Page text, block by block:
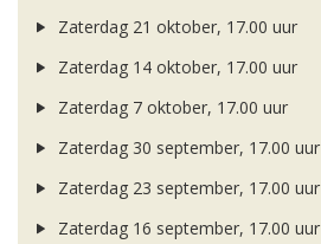
Zaterdag 21 oktober, 17.00 uur
Zaterdag 14 oktober, 17.00 uur
Zaterdag 7 oktober, 17.00 uur
Zaterdag 30 september, 17.00 uur
Zaterdag 23 september, 17.00 uur
Zaterdag 16 september, 17.00 uur